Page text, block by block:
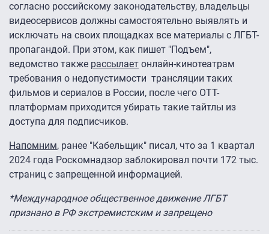
согласно российскому законодательству, владельцы
видеосервисов должны самостоятельно выявлять и
исключать на своих площадках все материалы с ЛГБТ-
пропагандой. При этом, как пишет "Подъем",
ведомство также рассылает онлайн-кинотеатрам
требования о недопустимости трансляции таких
фильмов и сериалов в России, после чего ОТТ-
платформам приходится убирать такие тайтлы из
доступа для подписчиков.
Напомним, ранее "Кабельщик" писал, что за 1 квартал
2024 года Роскомнадзор заблокировал почти 172 тыс.
страниц с запрещенной информацией.
*Международное общественное движение ЛГБТ
признано в РФ экстремистским и запрещено